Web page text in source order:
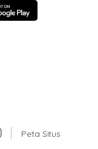
Peta Situs